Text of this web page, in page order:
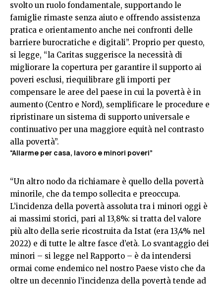
svolto un ruolo fondamentale, supportando le
famiglie rimaste senza aiuto e offrendo assistenza
pratica e orientamento anche nei confronti delle
barriere burocratiche e digitali”. Proprio per questo,
si legge, “la Caritas suggerisce la necessità di
migliorare la copertura per garantire il supporto ai
poveri esclusi, riequilibrare gli importi per
compensare le aree del paese in cui la povertà è in
aumento (Centro e Nord), semplificare le procedure e
ripristinare un sistema di supporto universale e
continuativo per una maggiore equità nel contrasto
alla povertà”.
“Allarme per casa, lavoro e minori poveri”
“Un altro nodo da richiamare è quello della povertà
minorile, che da tempo sollecita e preoccupa.
L’incidenza della povertà assoluta tra i minori oggi è
ai massimi storici, pari al 13,8%: si tratta del valore
più alto della serie ricostruita da Istat (era 13,4% nel
2022) e di tutte le altre fasce d’età. Lo svantaggio dei
minori – si legge nel Rapporto – è da intendersi
ormai come endemico nel nostro Paese visto che da
oltre un decennio l’incidenza della povertà tende ad